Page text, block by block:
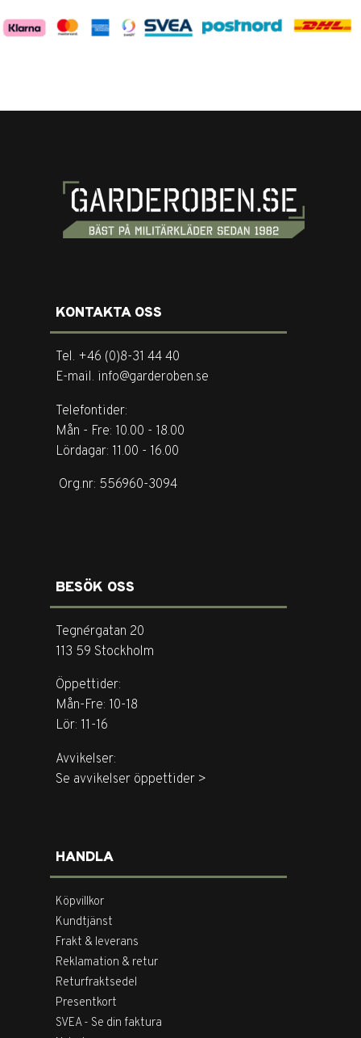
KONTAKTA OSS
Tel. +46 (0)8-31 44 40
E-mail. info@garderoben.se
Telefontider:
Mån - Fre: 10.00 - 18.00
Lördagar: 11.00 - 16.00
Org.nr: 556960-3094
BESÖK OSS
Tegnérgatan 20
113 59 Stockholm
Öppettider:
Mån-Fre: 10-18
Lör: 11-16
Avvikelser:
Se avvikelser öppettider >
HANDLA
Köpvillkor
Kundtjänst
Frakt & leverans
Reklamation & retur
Returfraktsedel
Presentkort
SVEA - Se din faktura